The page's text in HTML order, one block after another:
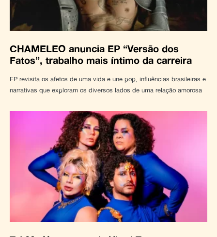
CHAMELEO anuncia EP “Versão dos
Fatos”, trabalho mais íntimo da carreira
EP revisita os afetos de uma vida e une pop, influências brasileiras e
narrativas que exploram os diversos lados de uma relação amorosa